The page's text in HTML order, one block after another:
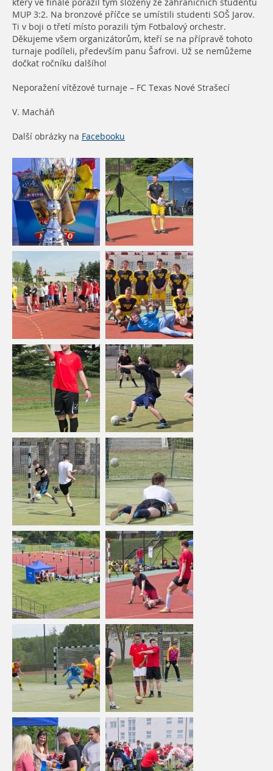
který ve finále porazil tým složený ze zahraničních studentů
MUP 3:2. Na bronzové příčce se umístili studenti SOŠ Jarov.
Ti v boji o třetí místo porazili tým Fotbalový orchestr.
Děkujeme všem organizátorům, kteří se na přípravě tohoto
turnaje podíleli, především panu Šafrovi. Už se nemůžeme
dočkat ročníku dalšího!
Neporažení vítězové turnaje – FC Texas Nové Strašecí
V. Macháň
Další obrázky na Facebooku